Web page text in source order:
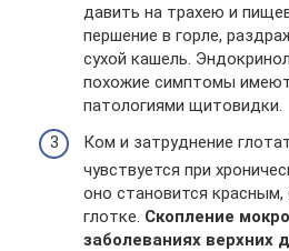
давить на трахею и
першение в горле,
сухой кашель.
похожие симптомы
патологиями щитовидки.
Ком и затруднение
чувствуется при
оно становится
глотке. Скопление
заболеваниях верхних